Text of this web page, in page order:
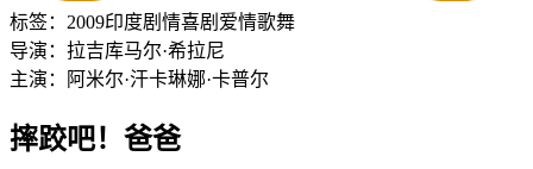
标签： 2009印度剧情喜剧 爱情歌舞
导演： 拉吉库马尔·希拉尼
主演：
阿米尔·汗卡琳娜·卡普尔
摔跤吧！爸爸